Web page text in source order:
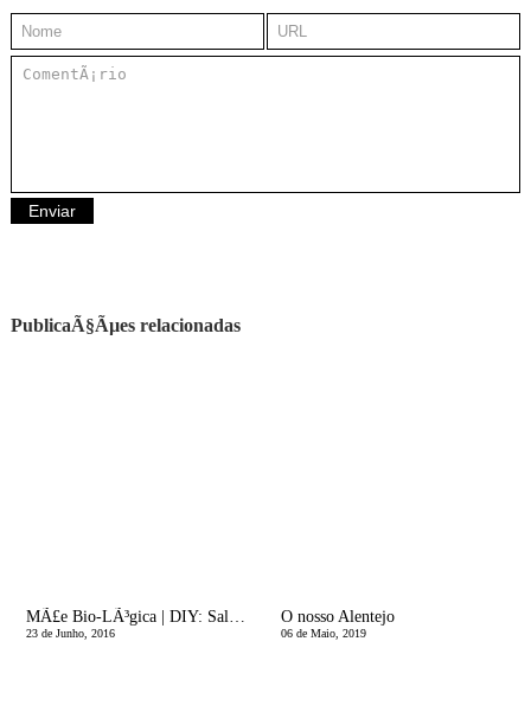
PublicaÃ§Ãµes relacionadas
MÃ£e Bio-LÃ³gica | DIY: Saladas no Frasco
23 de Junho, 2016
O nosso Alentejo
06 de Maio, 2019